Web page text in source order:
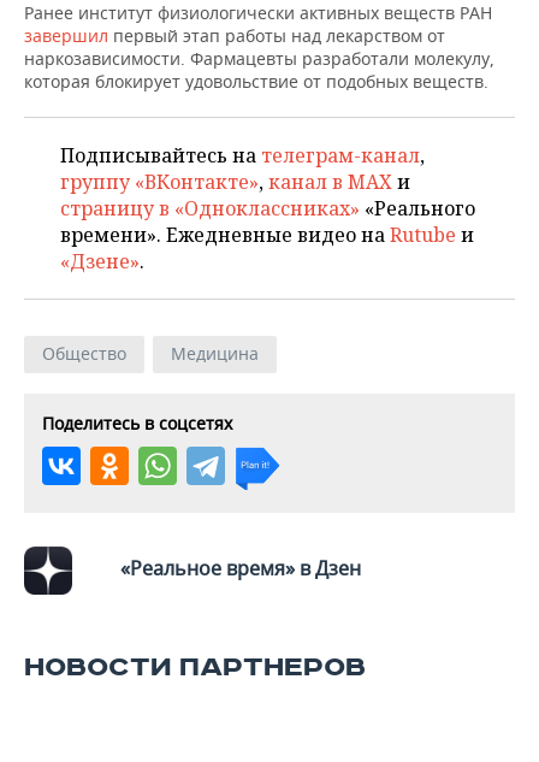
ВОЛЕЙБОЛ
ФИГУРНОЕ КАТАНИЕ
ВОДНЫЕ ВИДЫ СПОРТА
ХОККЕЙ С МЯЧОМ
ИСТОРИЯ
МЕДИЦИНА
ОБРАЗОВАНИЕ
ПРОИСШЕСТВИЯ
СПИСОК ПЕРСОН
ПОЛНАЯ ВЕРСИЯ
Ранее институт физиологически активных веществ РАН
завершил первый этап работы над лекарством от
наркозависимости. Фармацевты разработали молекулу,
которая блокирует удовольствие от подобных веществ.
Подписывайтесь на телеграм-канал,
группу «ВКонтакте»,канал в MAXи
страницу в «Одноклассниках» «Реального
времени». Ежедневные видео наRutube и
«Дзене».
Общество Медицина
Поделитесь в соцсетях
«Реальное время» в Дзен
НОВОСТИ ПАРТНЕРОВ